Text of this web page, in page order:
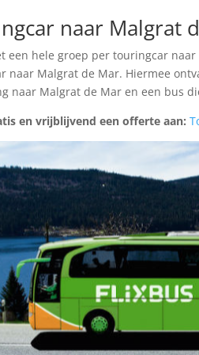
naar Malgrat
een hele groep per touringcar
naar Malgrat de Mar. Hiermee
naar Malgrat de Mar en een bus
en vrijblijvend een offerte aan: